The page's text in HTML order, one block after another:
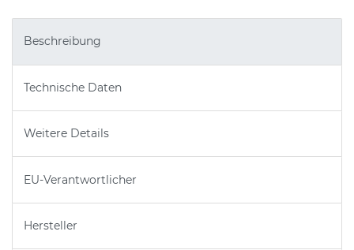
Beschreibung
Technische Daten
Weitere Details
EU-Verantwortlicher
Hersteller